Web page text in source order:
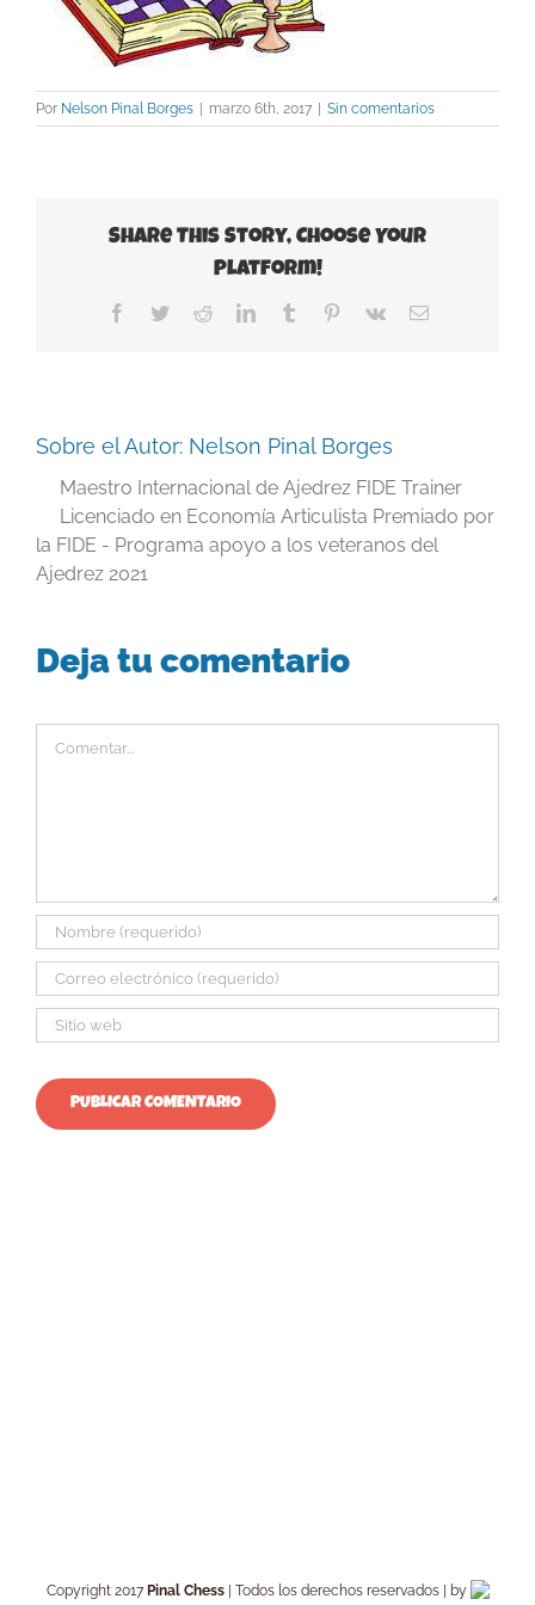
Por Nelson Pinal Borges | marzo 6th, 2017 | Sin comentarios
Share This Story, Choose Your
Platform!
Facebook
TwitterRedditLinkedInTumblr Pinterest
Vk
Correo
Sobre el Autor: Nelson Pinal Borges
Maestro Internacional de Ajedrez FIDE Trainer
Licenciado en Economía Articulista Premiado por
la FIDE - Programa apoyo a los veteranos del
Ajedrez 2021
Deja tu comentario
Copyright 2017 Pinal Chess| Todos los derechos reservados | by